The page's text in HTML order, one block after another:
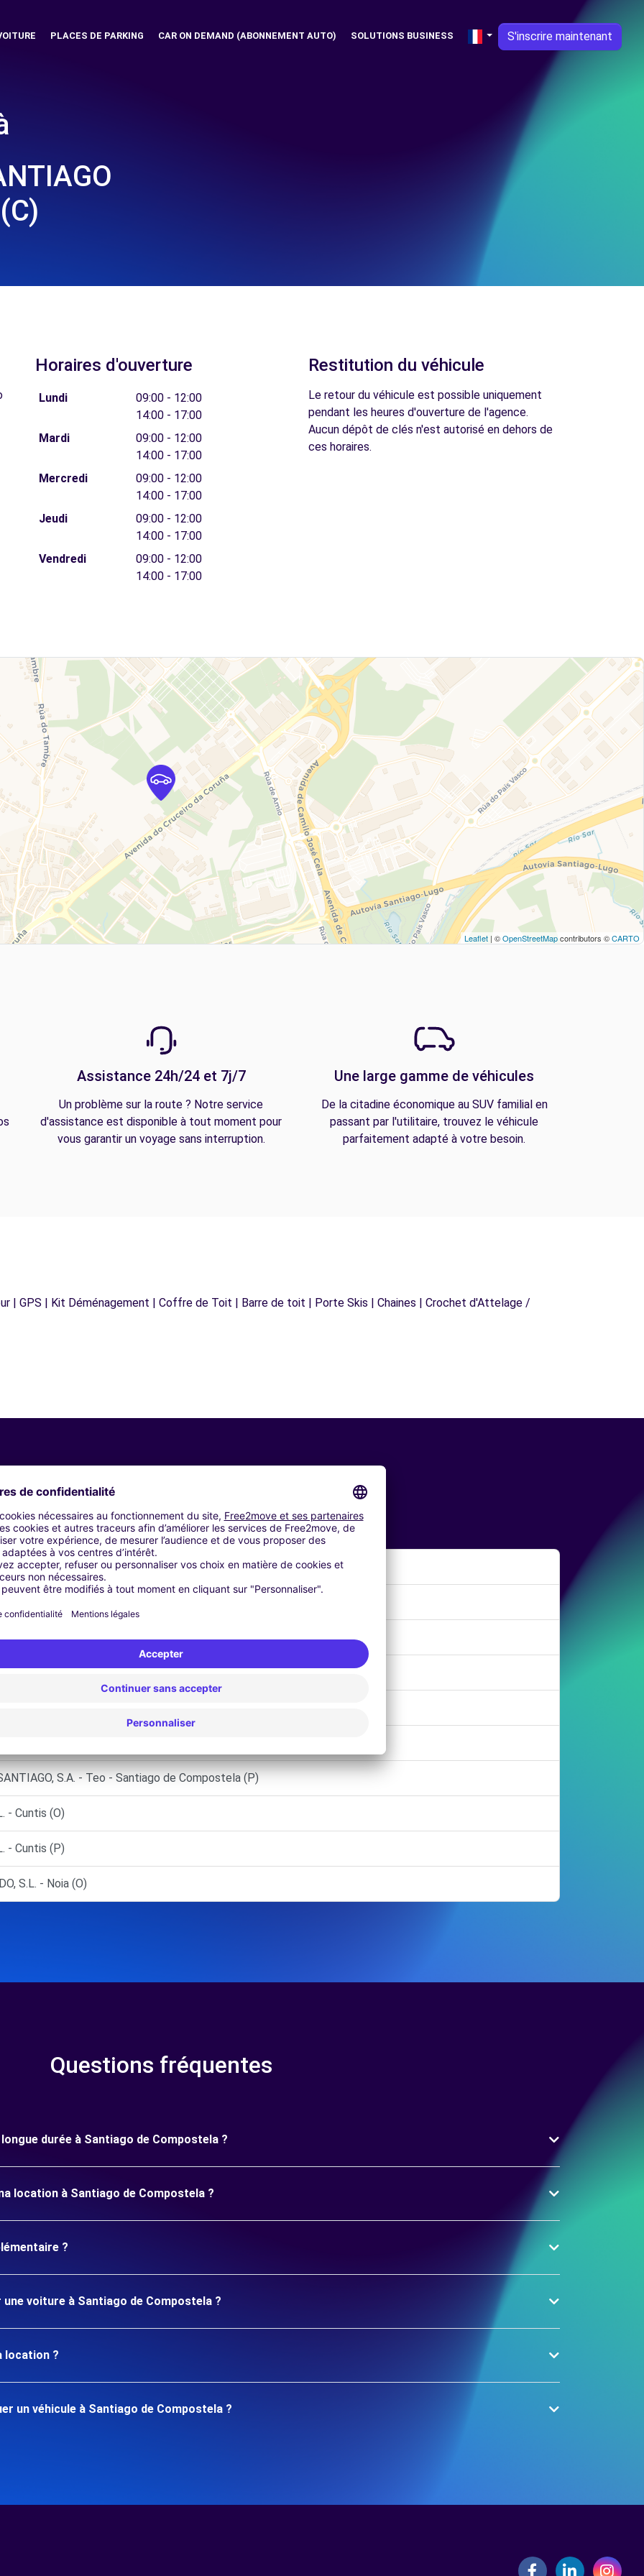
PLACES DE PARKING CAR ON DEMAND (ABONNEMENT AUTO) SOLUTIONS BUSINESS S'inscrire maintenant
Horaires d'ouverture
Lundi
09:00 - 12:00
14:00 - 17:00
Mardi
09:00 - 12:00
14:00 - 17:00
Mercredi
09:00 - 12:00
14:00 - 17:00
Jeudi
09:00 - 12:00
14:00 - 17:00
Vendredi
09:00 - 12:00
14:00 - 17:00
Restitution du véhicule
Le retour du véhicule est possible uniquement
pendant les heures d'ouverture de l'agence.
Aucun dépôt de clés n'est autorisé en dehors de
ces horaires.
Leaflet | ©OpenStreetMapcontributors ©CARTO
Assistance 24h/24 et 7j/7
Un problème sur la route ? Notre service
d'assistance est disponible à tout moment pour
vous garantir un voyage sans interruption.
Une large gamme de véhicules
De la citadine économique au SUV familial en
passant par l'utilitaire, trouvez le véhicule
parfaitement adapté à votre besoin.
| GPS | Kit Déménagement | Coffre de Toit | Barre de toit | Porte Skis | Chaines | Crochet d'Attelage /
Agences similaires
(O)
S.L. - Ames (P)
S.L. - Culleredo (C)
S.A. - Teo - Santiago de Compostela (P)
- Cuntis (O)
- Cuntis (P)
S.L. - Noia (O)
Questions fréquentes
durée à Santiago de Compostela ?
location à Santiago de Compostela ?
?
voiture à Santiago de Compostela ?
location ?
un véhicule à Santiago de Compostela ?